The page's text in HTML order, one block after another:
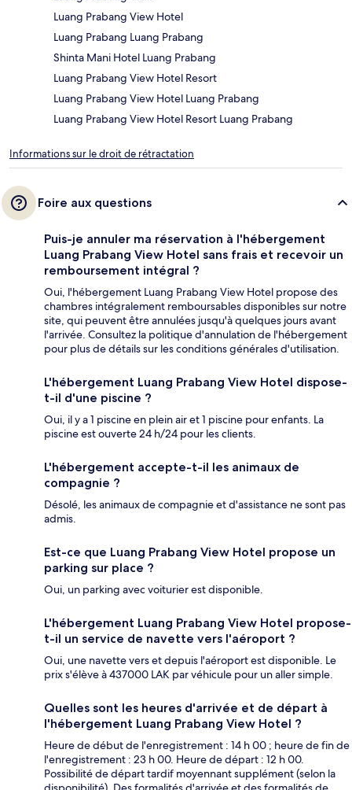
Luang Prabang View Hotel
Luang Prabang Luang Prabang
Shinta Mani Hotel Luang Prabang
Luang Prabang View Hotel Resort
Luang Prabang View Hotel Luang Prabang
Luang Prabang View Hotel Resort Luang Prabang
Informations sur le droit de rétractation
Foire aux questions
Puis-je annuler ma réservation à l'hébergement
Luang Prabang View Hotel sans frais et recevoir un
remboursement intégral ?
Oui, l'hébergement Luang Prabang View Hotel propose des
chambres intégralement remboursables disponibles sur notre
site, qui peuvent être annulées jusqu'à quelques jours avant
l'arrivée. Consultez la politique d'annulation de l'hébergement
pour plus de détails sur les conditions générales d'utilisation.
L'hébergement Luang Prabang View Hotel dispose-
t-il d'une piscine ?
Oui, il y a 1 piscine en plein air et 1 piscine pour enfants. La
piscine est ouverte 24 h/24 pour les clients.
L'hébergement accepte-t-il les animaux de
compagnie ?
Désolé, les animaux de compagnie et d'assistance ne sont pas
admis.
Est-ce que Luang Prabang View Hotel propose un
parking sur place ?
Oui, un parking avec voiturier est disponible.
L'hébergement Luang Prabang View Hotel propose-
t-il un service de navette vers l'aéroport ?
Oui, une navette vers et depuis l'aéroport est disponible. Le
prix s'élève à 437000 LAK par véhicule pour un aller simple.
Quelles sont les heures d'arrivée et de départ à
l'hébergement Luang Prabang View Hotel ?
Heure de début de l'enregistrement : 14 h 00 ; heure de fin de
l'enregistrement : 23 h 00. Heure de départ : 12 h 00.
Possibilité de départ tardif moyennant supplément (selon la